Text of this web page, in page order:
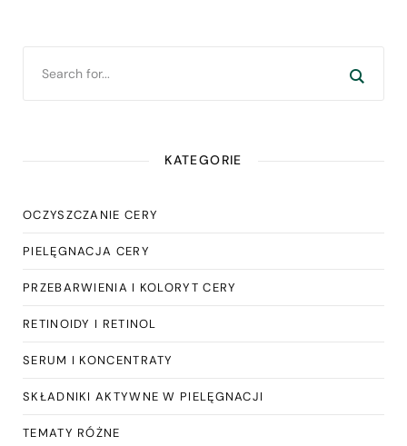
KATEGORIE
OCZYSZCZANIE CERY
PIELĘGNACJA CERY
PRZEBARWIENIA I KOLORYT CERY
RETINOIDY I RETINOL
SERUM I KONCENTRATY
SKŁADNIKI AKTYWNE W PIELĘGNACJI
TEMATY RÓŻNE